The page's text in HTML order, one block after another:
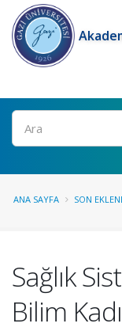
Ara
ANA SAYFA SON
Sağlık
Bilim